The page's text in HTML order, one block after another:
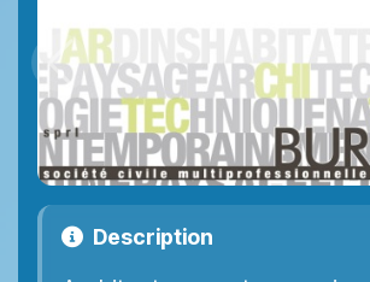
Précédent
Description